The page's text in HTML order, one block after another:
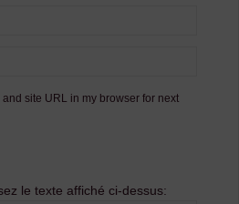
site URL in my browser for next
le texte affiché ci-dessus: